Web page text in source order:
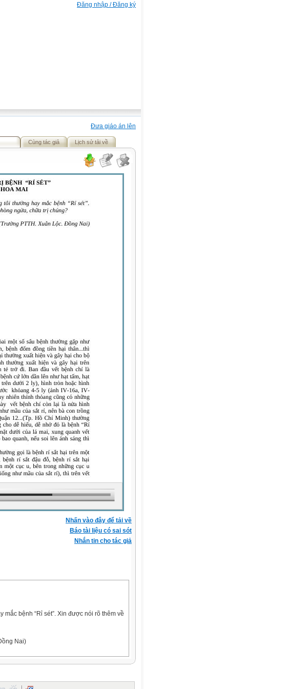
Đăng nhập / Đăng ký
Đưa giáo án lên
Cùng tác giả Lịch sử tải về
Nhấn vào đây để tải về
Báo tài liệu có sai sót
Nhắn tin cho tác giả
bệnh “Rỉ sét”. Xin được nói rõ thêm về
Nai)